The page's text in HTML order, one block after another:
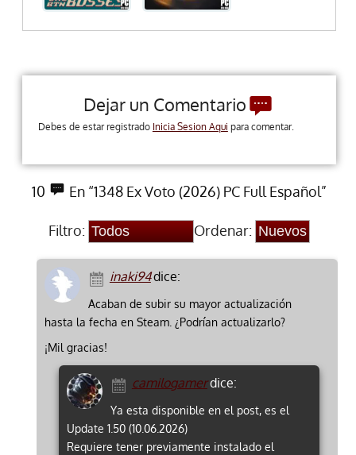
Dejar un Comentario
Debes de estar registrado Inicia Sesion Aqui para comentar.
10 En “1348 Ex Voto (2026) PC Full Español”
Filtro: Ordenar:
inaki94dice:
Acaban de subir su mayor actualización
hasta la fecha en Steam. ¿Podrían actualizarlo?
¡Mil gracias!
camilogamerdice:
Ya esta disponible en el post, es el
Update 1.50 (10.06.2026)
Requiere tener previamente instalado el